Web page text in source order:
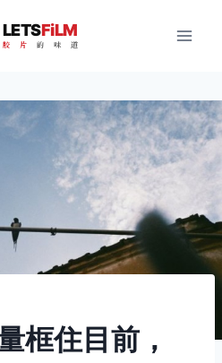
LETSFiLM
胶 片 的 味 道
框住目前，